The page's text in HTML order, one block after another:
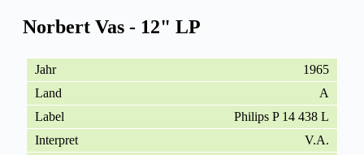
Norbert Vas - 12" LP
1965
A
Philips P 14 438 L
V.A.